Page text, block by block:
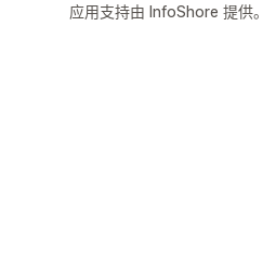
应用支持由 InfoShore 提供。